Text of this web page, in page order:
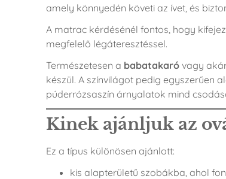
amely könnyedén követi az ívet, és
A matrac kérdésénél fontos, hogy
megfelelő légáteresztéssel.
Természetesen a babatakaró vagy
készül. A színvilágot pedig egyszerűen
púderrózsaszín árnyalatok mind
Kinek ajánljuk az
Ez a típus különösen ajánlott:
kis alapterületű szobákba, ahol